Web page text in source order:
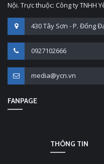
Nội. Trực thuộc: Công ty TNHH
430 Tây Sơn - P. Đống
0927102666
media@ycn.vn
FANPAGE
THÔNG TIN